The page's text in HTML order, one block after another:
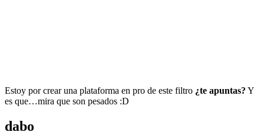
Estoy por crear una plataforma en pro de este filtro ¿te apuntas? Y
es que…mira que son pesados :D
dabo